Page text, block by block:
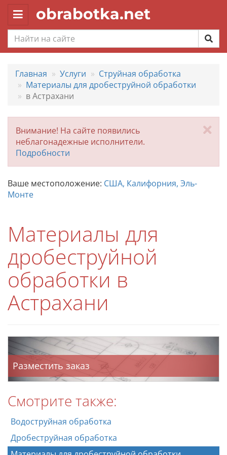
Toggle
navigation
obrabotka.net
Главная Услуги
Струйная обработка
Материалы для дробеструйной обработки
в Астрахани
Внимание! На сайте появились
неблагонадежные исполнители.
Подробности
Ваше местоположение: США, Калифорния, Эль-
Монте
Материалы для
дробеструйной
обработки в
Астрахани
Разместить заказ
Смотрите также:
Водоструйная обработка
Дробеструйная обработка